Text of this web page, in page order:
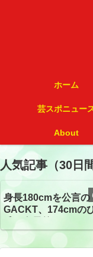
ホーム
芸スポニュー
About
人気記事（30日間
身長180cmを公言の
GACKT、174cmの
トざわつき イベン
真が話題